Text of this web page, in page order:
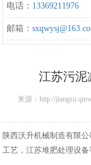
电话： 13369211976
邮箱：
江苏污泥
来源：http://
陕西沃升机械制造有限
工艺，江苏堆肥处理设